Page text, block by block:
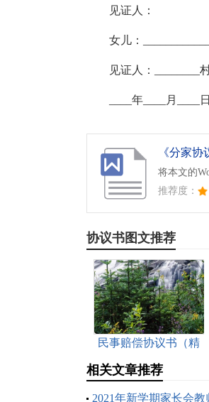
见证人：
女儿：____________
见证人：________
____年____月____日
《分家协
将本文的
推荐度：
协议书图文推荐
民事赔偿协议书（精
相关文章推荐
2021年新学期家长会